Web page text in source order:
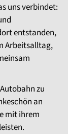
uns verbindet:
entstanden,
Arbeitsalltag,
zu
an
mit ihrem